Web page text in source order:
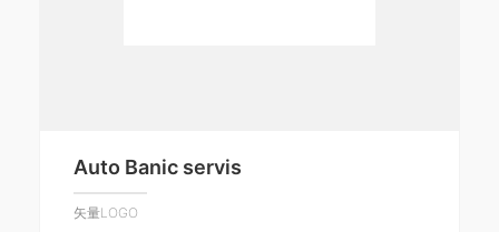
Auto Banic servis
矢量LOGO